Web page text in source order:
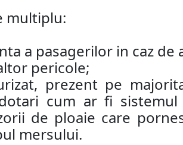
multiplu:
a pasagerilor in caz de
pericole;
prezent pe
cum ar fi
de ploaie care
mersului.